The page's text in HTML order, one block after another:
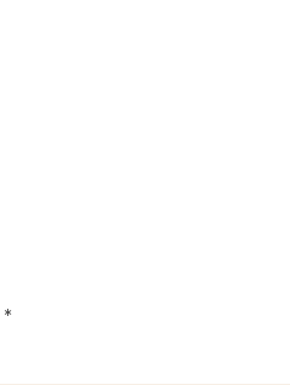
*